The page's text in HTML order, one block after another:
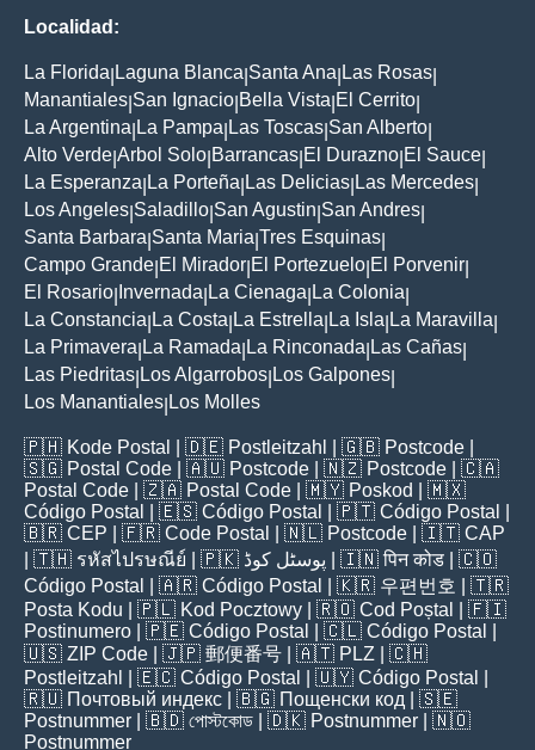
Localidad:
La Florida Laguna Blanca Santa Ana Las Rosas
Manantiales San Ignacio Bella Vista El Cerrito
La Argentina La Pampa Las Toscas San Alberto
Alto Verde Arbol Solo Barrancas El Durazno El Sauce
La Esperanza La Porteña Las Delicias Las Mercedes
Los Angeles Saladillo San Agustin San Andres
Santa Barbara Santa Maria Tres Esquinas
Campo Grande El Mirador El Portezuelo El Porvenir
El Rosario Invernada La Cienaga La Colonia
La Constancia La Costa La Estrella La Isla La Maravilla
La Primavera La Ramada La Rinconada Las Cañas
Las Piedritas Los Algarrobos Los Galpones
Los Manantiales Los Molles
🇵🇭 Kode Postal | 🇩🇪 Postleitzahl | 🇬🇧 Postcode
🇸🇬 Postal Code | 🇦🇺 Postcode | 🇳🇿 Postcode | 🇨🇦
Postal Code | 🇿🇦 Postal Code | 🇲🇾 Poskod
| 🇲🇽
Código Postal
| 🇪🇸 Código Postal | 🇵🇹 Código Postal
🇧🇷 CEP | 🇫🇷 Code Postal | 🇳🇱 Postcode | 🇮🇹 CAP
| 🇹🇭 รหัสไปรษณีย์ | 🇵🇰 پوسٹل کوڈ | 🇮🇳पिन कोड | 🇨🇴
Código Postal
| 🇦🇷 Código Postal | 🇰🇷 우편번호
| 🇹🇷
Posta Kodu | 🇵🇱 Kod Pocztowy | 🇷🇴 Cod Poștal
| 🇫🇮
Postinumero | 🇵🇪 Código Postal | 🇨🇱 Código Postal
🇺🇸 ZIP Code | 🇯🇵 郵便番号 | 🇦🇹 PLZ | 🇨🇭
Postleitzahl
| 🇪🇨 Código Postal | 🇺🇾 Código Postal
🇷🇺 Почтовый индекс | 🇧🇬 Пощенски код | 🇸🇪
Postnummer | 🇧🇩 পোস্টকোড | 🇩🇰 Postnummer | 🇳🇴
Postnummer